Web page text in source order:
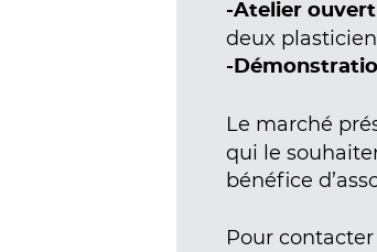
-Atelier
deux
-
Le marché
qui le
bénéfice
Pour contacter